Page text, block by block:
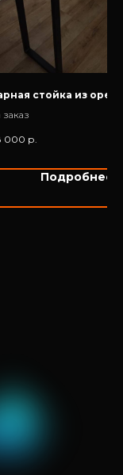
стойка из ореха
заказ
000 р.
Подробнее